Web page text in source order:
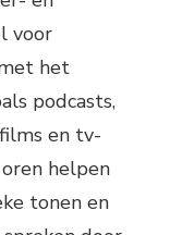
voor
het
podcasts,
en tv-
helpen
tonen en